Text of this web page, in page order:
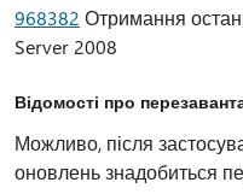
968382 Отримання
Server 2008
Відомості про
Можливо, після
оновлень знадобиться